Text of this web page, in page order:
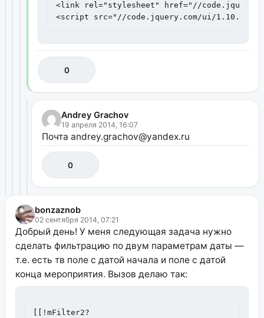
<link rel="stylesheet" href="//
<script src="//code.jquery.com/ui/1.10.4/
0
Andrey Grachov
19 апреля 2014, 16:07
Почта andrey.grachov@yandex.ru
0
bonzaznob
02 сентября 2014, 07:21
Добрый день! У меня следующая задача нужно
сделать фильтрацию по двум параметрам даты —
т.е. есть тв поле с датой начала и поле с датой
конца мероприятия. Вызов делаю так:
[[!mFilter2?